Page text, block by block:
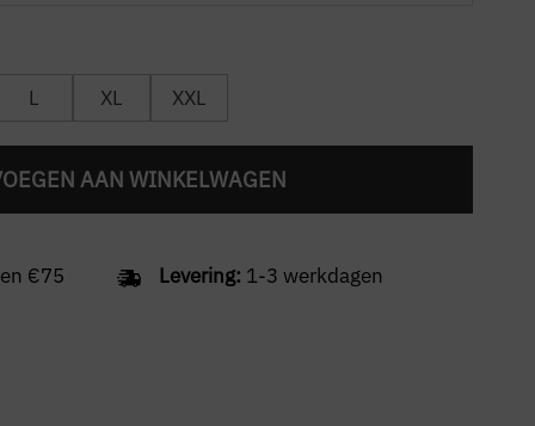
L XL XXL
AAN WINKELWAGEN
€75 Levering: 1-3 werkdagen